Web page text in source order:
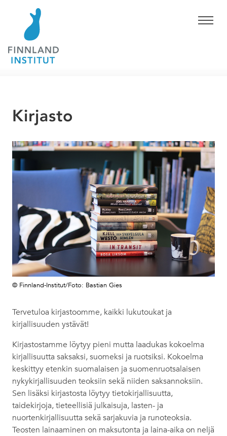
Kirjasto
© Finnland-Institut/Foto: Bastian Gies
Tervetuloa kirjastoomme, kaikki lukutoukat ja
kirjallisuuden ystävät!
Kirjastostamme löytyy pieni mutta laadukas kokoelma
kirjallisuutta saksaksi, suomeksi ja ruotsiksi. Kokoelma
keskittyy etenkin suomalaisen ja suomenruotsalaisen
nykykirjallisuuden teoksiin sekä niiden saksannoksiin.
Sen lisäksi kirjastosta löytyy tietokirjallisuutta,
taidekirjoja, tieteellisiä julkaisuja, lasten- ja
nuortenkirjallisuutta sekä sarjakuvia ja runoteoksia.
Teosten lainaaminen on maksutonta ja laina-aika on neljä